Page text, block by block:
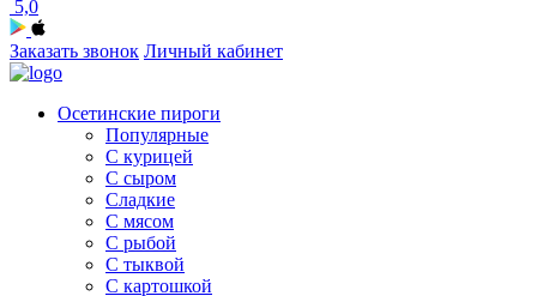
5,0
Заказать звонок Личный кабинет
Осетинские пироги
Популярные
С курицей
С сыром
Сладкие
С мясом
С рыбой
С тыквой
С картошкой